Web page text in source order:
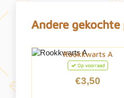
Andere
Rookkwarts A
Op voorraad
€3,50